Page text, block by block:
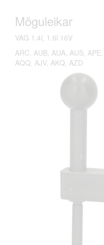
Möguleikar
VAG 1.4l, 1.6l 16V
ARC, AUB, AUA, AUS,
AQQ, AJV, AKQ, AZD